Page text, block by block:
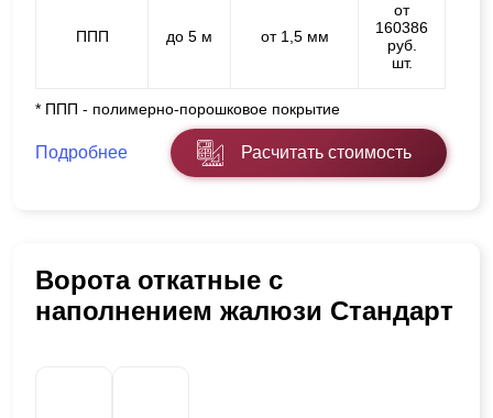
ППП до 5 м от 1,5 мм
от
160386
руб.
шт.
* ППП - полимерно-порошковое покрытие
Подробнее Расчитать стоимость
Ворота откатные с
наполнением жалюзи Стандарт